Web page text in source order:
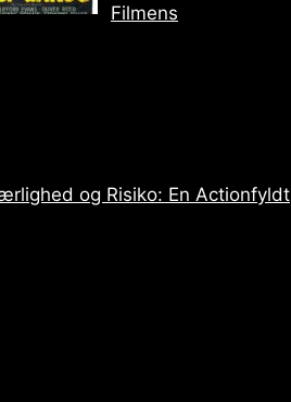
Filmens
og Risiko: En Actionfyldt